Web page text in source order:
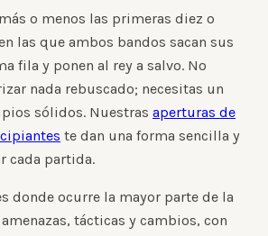
o menos las primeras diez o
las que ambos bandos sacan sus
fila y ponen al rey a salvo. No
nada rebuscado; necesitas un
sólidos. Nuestras aperturas de
te dan una forma sencilla y
cada partida.
donde ocurre la mayor parte de la
tácticas y cambios, con